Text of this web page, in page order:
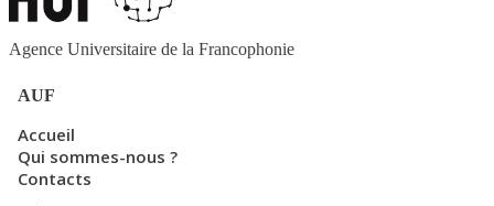
Agence Universitaire de la Francophonie
AUF
Accueil
Qui sommes-nous ?
Contacts